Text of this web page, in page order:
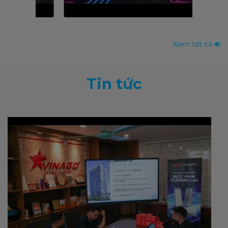
Xem tất cả
Tin tức